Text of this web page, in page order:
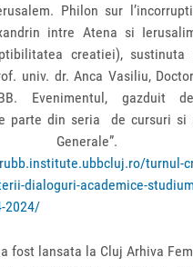
Philon sur
intre Atena si
creatiei),
univ. dr. Anca Vasiliu,
Evenimentul, gazduit
parte din seria de cursuri si
Generale”.
turnul-
dialoguri-academice-
2024/
fost lansata la Cluj Arhiva